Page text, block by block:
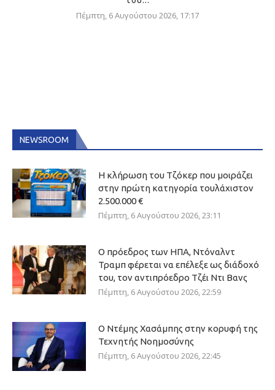
Πέμπτη, 6 Αυγούστου 2026, 17:17
NEWSROOM
Η κλήρωση του Τζόκερ που μοιράζει
στην πρώτη κατηγορία τουλάχιστον
2.500.000 €
Πέμπτη, 6 Αυγούστου 2026, 23:11
Ο πρόεδρος των ΗΠΑ, Ντόναλντ
Τραμπ φέρεται να επέλεξε ως διάδοχό
του, τον αντιπρόεδρο Τζέι Ντι Βανς
Πέμπτη, 6 Αυγούστου 2026, 22:59
Ο Ντέμης Χασάμπης στην κορυφή της
Τεχνητής Νοημοσύνης
Πέμπτη, 6 Αυγούστου 2026, 22:45